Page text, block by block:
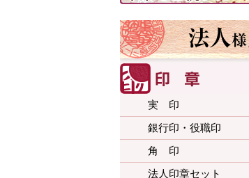
実 印
銀行印・役職印
角 印
法人印章セット